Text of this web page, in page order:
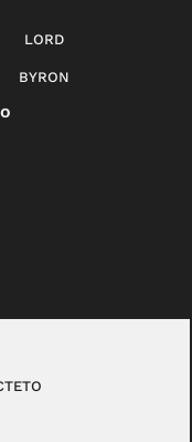
LORD
BYRON